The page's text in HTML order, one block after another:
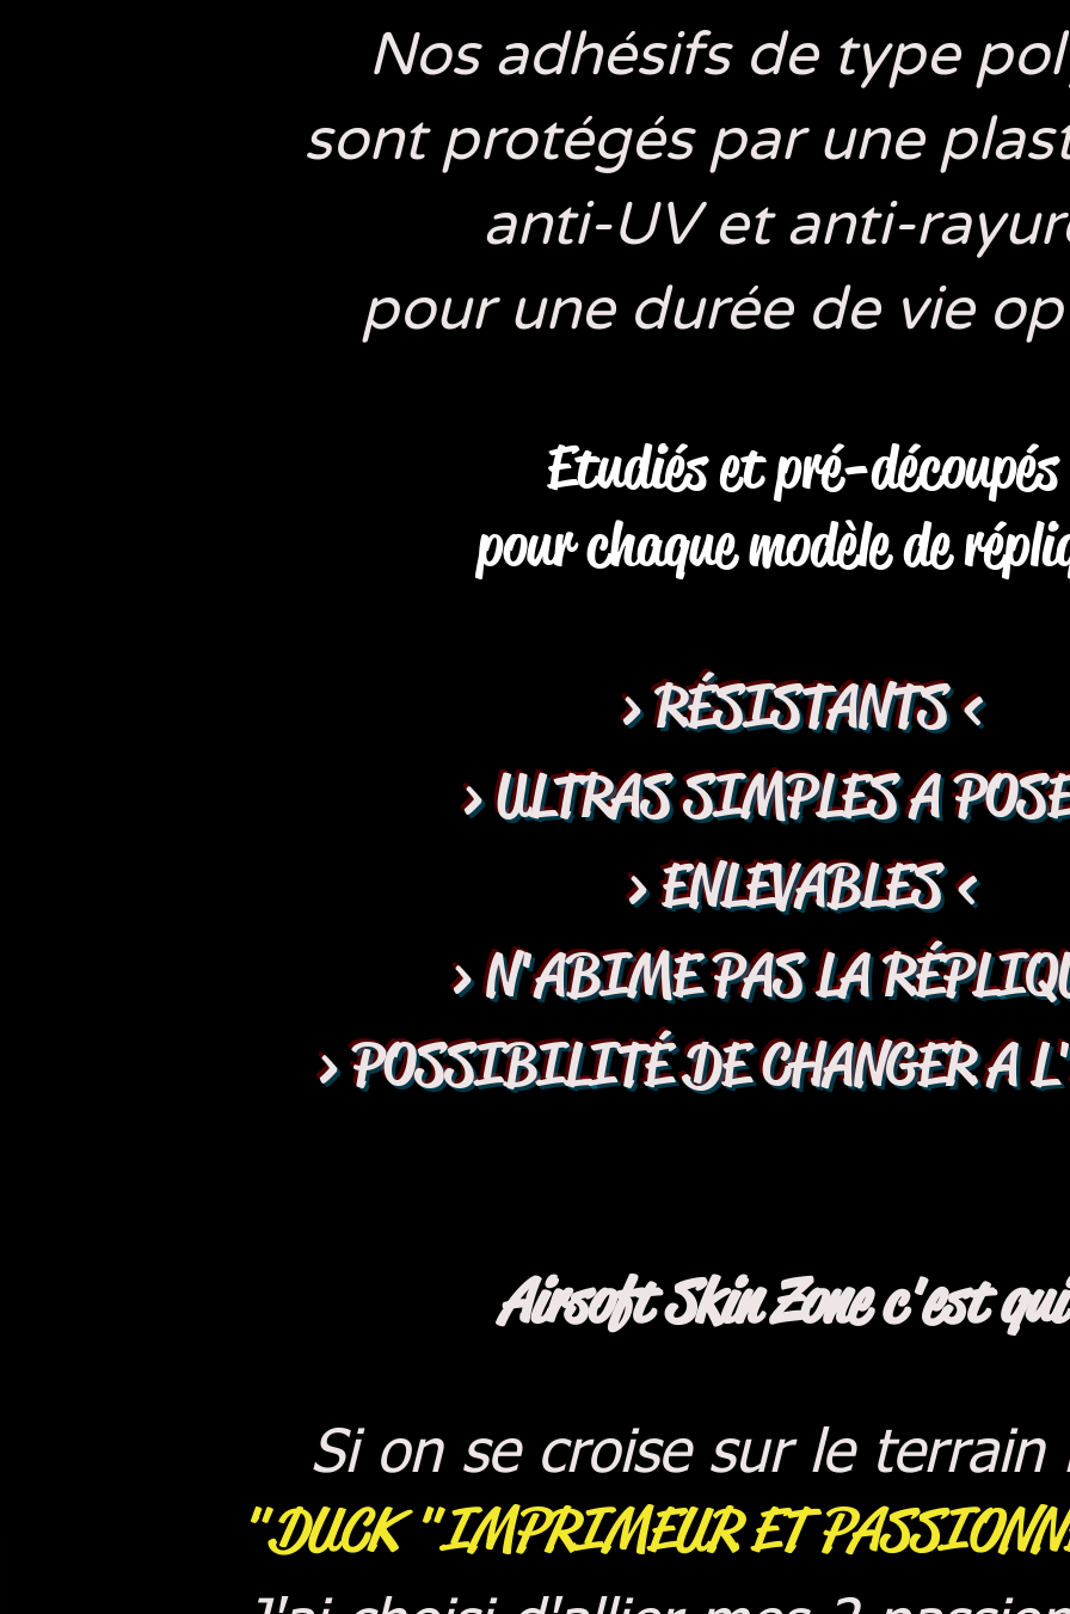
Nos adhésifs de type
sont protégés par une
anti-UV et anti-
pour une durée de vie
Etudiés et pré-découpés
pour chaque modèle de
> RÉSISTANTS <
> ULTRAS SIMPLES A
> ENLEVABLES <
> N'ABIME PAS LA
> POSSIBILITÉ DE CHANGER
Airsoft Skin Zone c'est
Si on se croise sur le terrain
"DUCK "IMPRIMEUR ET